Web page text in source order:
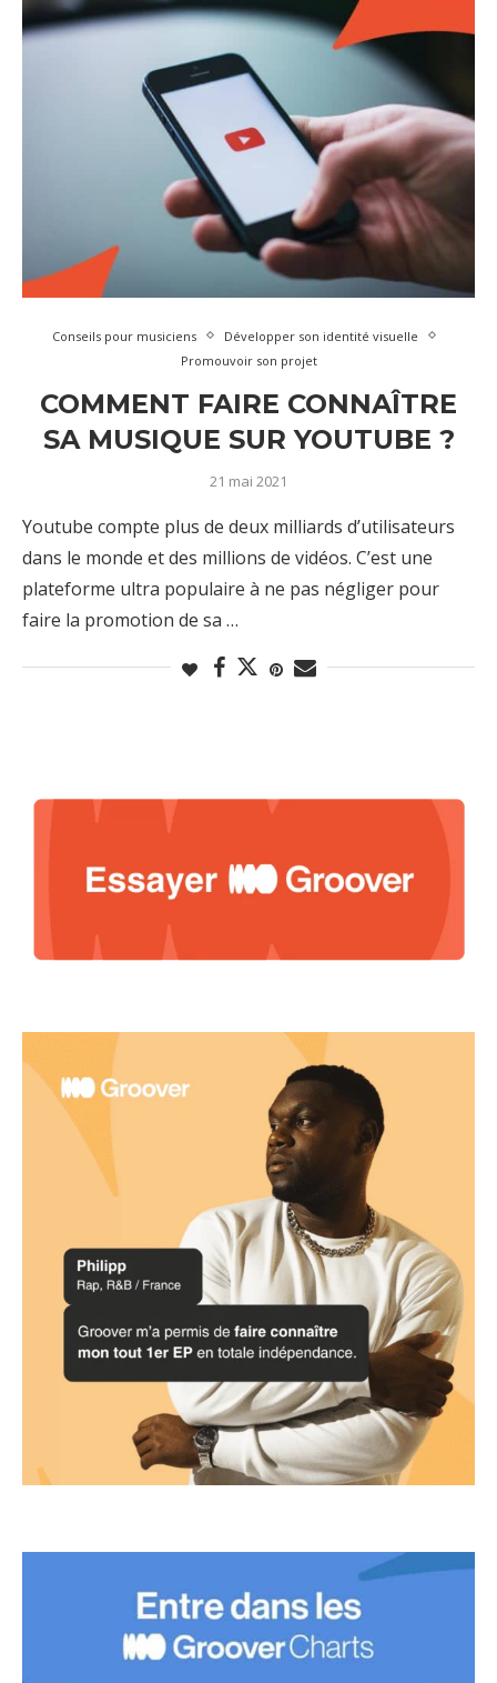
Conseils pour musiciens
Développer son identité visuelle
Promouvoir son projet
COMMENT FAIRE CONNAÎTRE
SA MUSIQUE SUR YOUTUBE ?
21 mai 2021
Youtube compte plus de deux milliards d’utilisateurs
dans le monde et des millions de vidéos. C’est une
plateforme ultra populaire à ne pas négliger pour
faire la promotion de sa …